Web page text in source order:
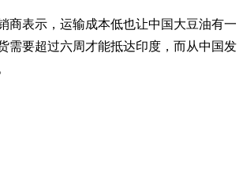
商表示，运输成本低也让中国大豆油有一
需要超过六周才能抵达印度，而从中国发